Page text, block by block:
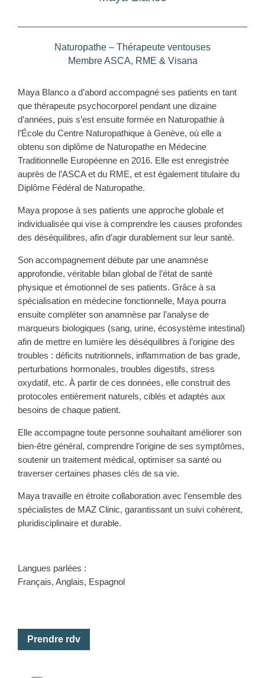
Naturopathe – Thérapeute ventouses
Membre ASCA, RME & Visana
Maya Blanco a d’abord accompagné ses patients en tant
que thérapeute psychocorporel pendant une dizaine
d’années, puis s’est ensuite formée en Naturopathie à
l’École du Centre Naturopathique à Genève, où elle a
obtenu son diplôme de Naturopathe en Médecine
Traditionnelle Européenne en 2016. Elle est enregistrée
auprès de l’ASCA et du RME, et est également titulaire du
Diplôme Fédéral de Naturopathe.
Maya propose à ses patients une approche globale et
individualisée qui vise à comprendre les causes profondes
des déséquilibres, afin d’agir durablement sur leur santé.
Son accompagnement débute par une anamnèse
approfondie, véritable bilan global de l’état de santé
physique et émotionnel de ses patients. Grâce à sa
spécialisation en médecine fonctionnelle, Maya pourra
ensuite compléter son anamnèse par l’analyse de
marqueurs biologiques (sang, urine, écosystème intestinal)
afin de mettre en lumière les déséquilibres à l’origine des
troubles : déficits nutritionnels, inflammation de bas grade,
perturbations hormonales, troubles digestifs, stress
oxydatif, etc. À partir de ces données, elle construit des
protocoles entièrement naturels, ciblés et adaptés aux
besoins de chaque patient.
Elle accompagne toute personne souhaitant améliorer son
bien-être général, comprendre l’origine de ses symptômes,
soutenir un traitement médical, optimiser sa santé ou
traverser certaines phases clés de sa vie.
Maya travaille en étroite collaboration avec l’ensemble des
spécialistes de MAZ Clinic, garantissant un suivi cohérent,
pluridisciplinaire et durable.
Langues parlées :
Français, Anglais, Espagnol
Prendre rdv